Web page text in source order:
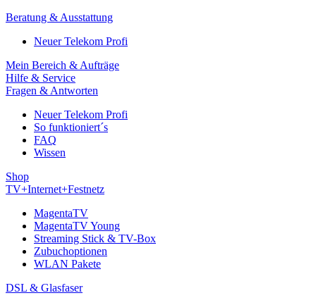
Beratung & Ausstattung
Neuer Telekom Profi
Mein Bereich & Aufträge
Hilfe & Service
Fragen & Antworten
Neuer Telekom Profi
So funktioniert´s
FAQ
Wissen
Shop
TV+Internet+Festnetz
MagentaTV
MagentaTV Young
Streaming Stick & TV-Box
Zubuchoptionen
WLAN Pakete
DSL & Glasfaser